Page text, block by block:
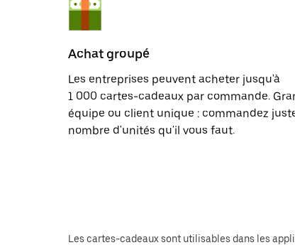
Achat groupé
Les entreprises peuvent acheter jusqu'à
1 000 cartes-cadeaux par commande.
équipe ou client unique : commandez
nombre d'unités qu'il vous faut.
Les cartes-cadeaux sont utilisables dans les